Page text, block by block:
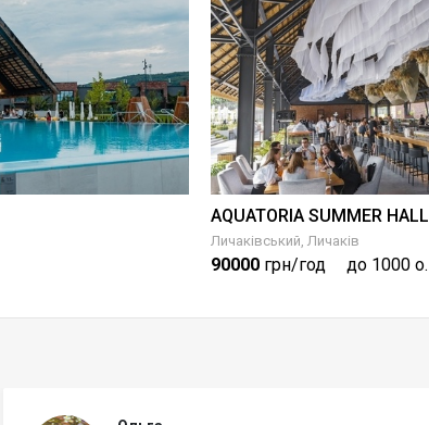
AQUATORIA SUMMER HALL
Личаківський, Личаків
90000 грн/год до 1000 о.